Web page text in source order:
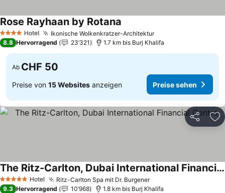
4 Sterne Hotel Ikonische Wolkenkratzer-Architektur
Rose Rayhaan by Rotana
8.8 Hervorragend 23’321 1.7 km bis Burj Khalifa
Ab CHF 50
Preise von 15 Websites anzeigen Preise sehen
Teilen
5 Sterne Hotel Ritz-Carlton Spa mit Dr. Burgener
The Ritz-Carlton, Dubai International Financial Centre
9.3 Hervorragend 10’968 1.8 km bis Burj Khalifa